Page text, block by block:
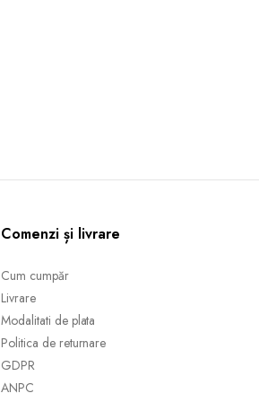
Comenzi și livrare
Cum cumpăr
Livrare
Modalitati de plata
Politica de returnare
GDPR
ANPC